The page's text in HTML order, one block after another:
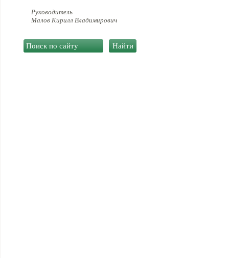
Руководитель
Малов Кирилл Владимирович